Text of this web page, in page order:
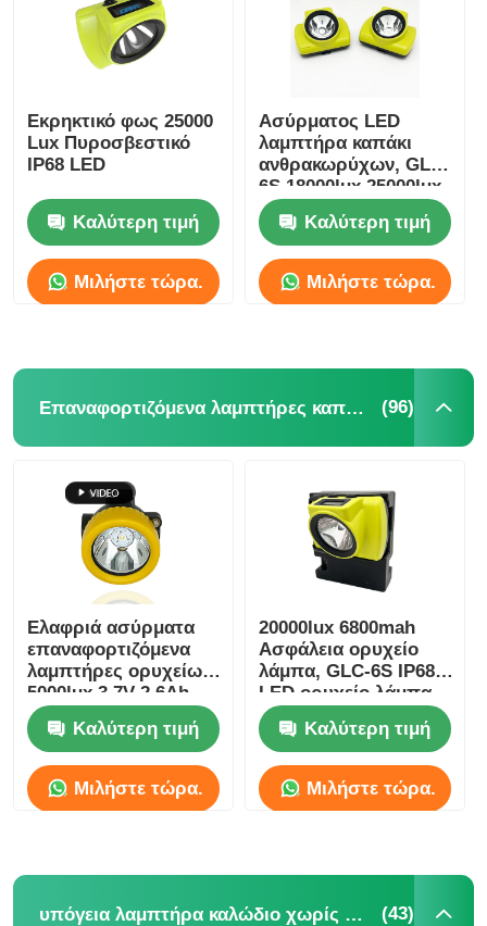
Εκρηκτικό φως 25000
Lux Πυροσβεστικό
IP68 LED
Καλύτερη τιμή
Μιλήστε τώρα.
Ασύρματος LED
λαμπτήρα καπάκι
ανθρακωρύχων, GLC-
6S 18000lux 25000lux
ανθρακωρύχων
λάμπα ασφαλείας
Καλύτερη τιμή
Μιλήστε τώρα.
Επαναφορτιζόμενα λαμπτήρες καπάκις εξορυκτικών εγκαταστάσεων (96)
Ελαφριά ασύρματα
επαναφορτιζόμενα
λαμπτήρες ορυχείων
5000lux 3.7V 2.6Ah
IP67
Καλύτερη τιμή
Μιλήστε τώρα.
20000lux 6800mah
Ασφάλεια ορυχείο
λάμπα, GLC-6S IP68
LED ορυχείο λάμπα
κράνος
Καλύτερη τιμή
Μιλήστε τώρα.
υπόγεια λαμπτήρα καλώδιο χωρίς καπάκι (43)